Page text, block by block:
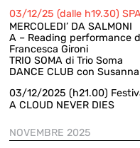
03/12/25 (dalle h19.30)
MERCOLEDI’ DA SALMONI
A – Reading performance
Francesca Gironi
TRIO SOMA di Trio Soma
DANCE CLUB con
03/12/2025 (h21.00)
A CLOUD NEVER DIES
NOVEMBRE 2025